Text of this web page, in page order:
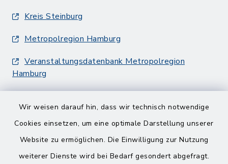
Wir weisen darauf hin, dass wir technisch notwendige
Cookies einsetzen, um eine optimale Darstellung unserer
Website zu ermöglichen. Die Einwilligung zur Nutzung
weiterer Dienste wird bei Bedarf gesondert abgefragt.
Kreis Steinburg
Metropolregion Hamburg
Veranstaltungsdatenbank Metropolregion
Hamburg